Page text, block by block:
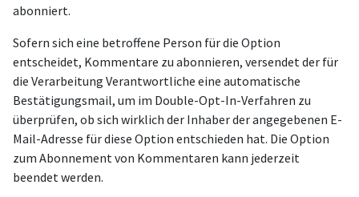
abonniert.
Sofern sich eine betroffene Person für die Option
entscheidet, Kommentare zu abonnieren, versendet der für
die Verarbeitung Verantwortliche eine automatische
Bestätigungsmail, um im Double-Opt-In-Verfahren zu
überprüfen, ob sich wirklich der Inhaber der angegebenen E-
Mail-Adresse für diese Option entschieden hat. Die Option
zum Abonnement von Kommentaren kann jederzeit
beendet werden.